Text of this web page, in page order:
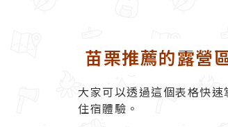
苗栗推薦的露營
大家可以透過這個表格快
住宿體驗。